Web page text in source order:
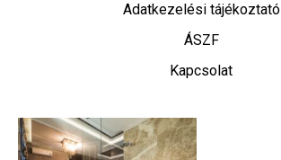
Adatkezelési tájékoztató
ÁSZF
Kapcsolat